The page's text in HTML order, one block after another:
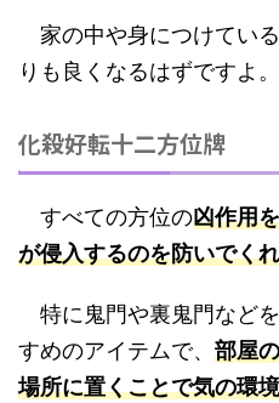
家の中や身につけてい
りも良くなるはずですよ。
化殺好転十二方位牌
すべての方位の凶作用
が侵入するのを防いでく
特に鬼門や裏鬼門など
すめのアイテムで、 部屋
場所に置くことで気の環